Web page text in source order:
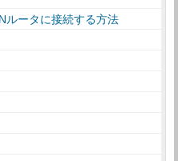
ルータに接続する方法